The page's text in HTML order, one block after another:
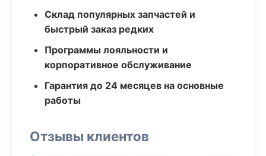
Склад популярных запчастей и
быстрый заказ редких
Программы лояльности и
корпоративное обслуживание
Гарантия до 24 месяцев на основные
работы
Отзывы клиентов